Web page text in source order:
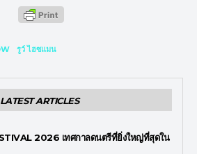
รูว์ ไฮซแมน
LATEST ARTICLES
2026 เทศกาลดนตรีที่ยิ่งใหญ่ที่สุดใน